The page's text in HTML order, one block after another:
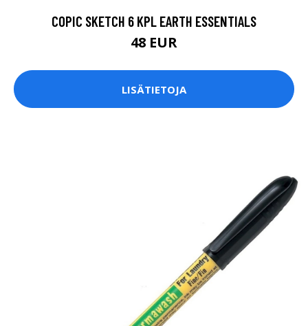
COPIC SKETCH 6 KPL EARTH ESSENTIALS
48 EUR
LISÄTIETOJA